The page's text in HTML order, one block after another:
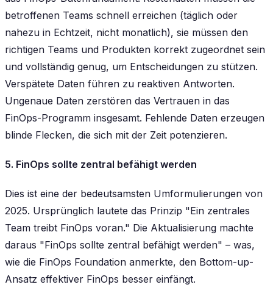
betroffenen Teams schnell erreichen (täglich oder
nahezu in Echtzeit, nicht monatlich), sie müssen den
richtigen Teams und Produkten korrekt zugeordnet sein
und vollständig genug, um Entscheidungen zu stützen.
Verspätete Daten führen zu reaktiven Antworten.
Ungenaue Daten zerstören das Vertrauen in das
FinOps-Programm insgesamt. Fehlende Daten erzeugen
blinde Flecken, die sich mit der Zeit potenzieren.
5. FinOps sollte zentral befähigt werden
Dies ist eine der bedeutsamsten Umformulierungen von
2025. Ursprünglich lautete das Prinzip "Ein zentrales
Team treibt FinOps voran." Die Aktualisierung machte
daraus "FinOps sollte zentral befähigt werden" – was,
wie die FinOps Foundation anmerkte, den Bottom-up-
Ansatz effektiver FinOps besser einfängt.